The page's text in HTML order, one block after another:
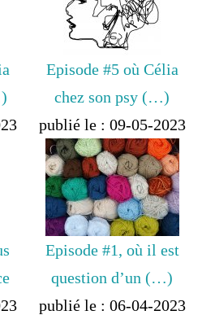
Episode #5 où Célia
chez son psy (…)
publié le : 09-05-2023
Episode #1, où il est
question d’un (…)
publié le : 06-04-2023